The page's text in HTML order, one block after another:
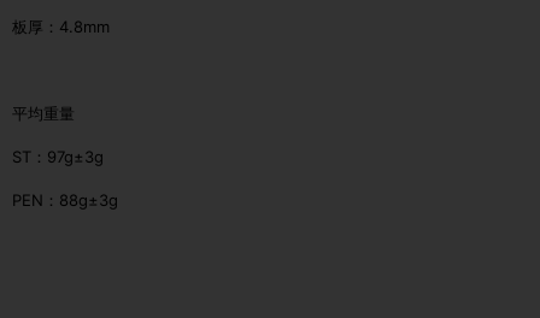
板厚：4.8mm
平均重量
ST：97g±3g
PEN：88g±3g